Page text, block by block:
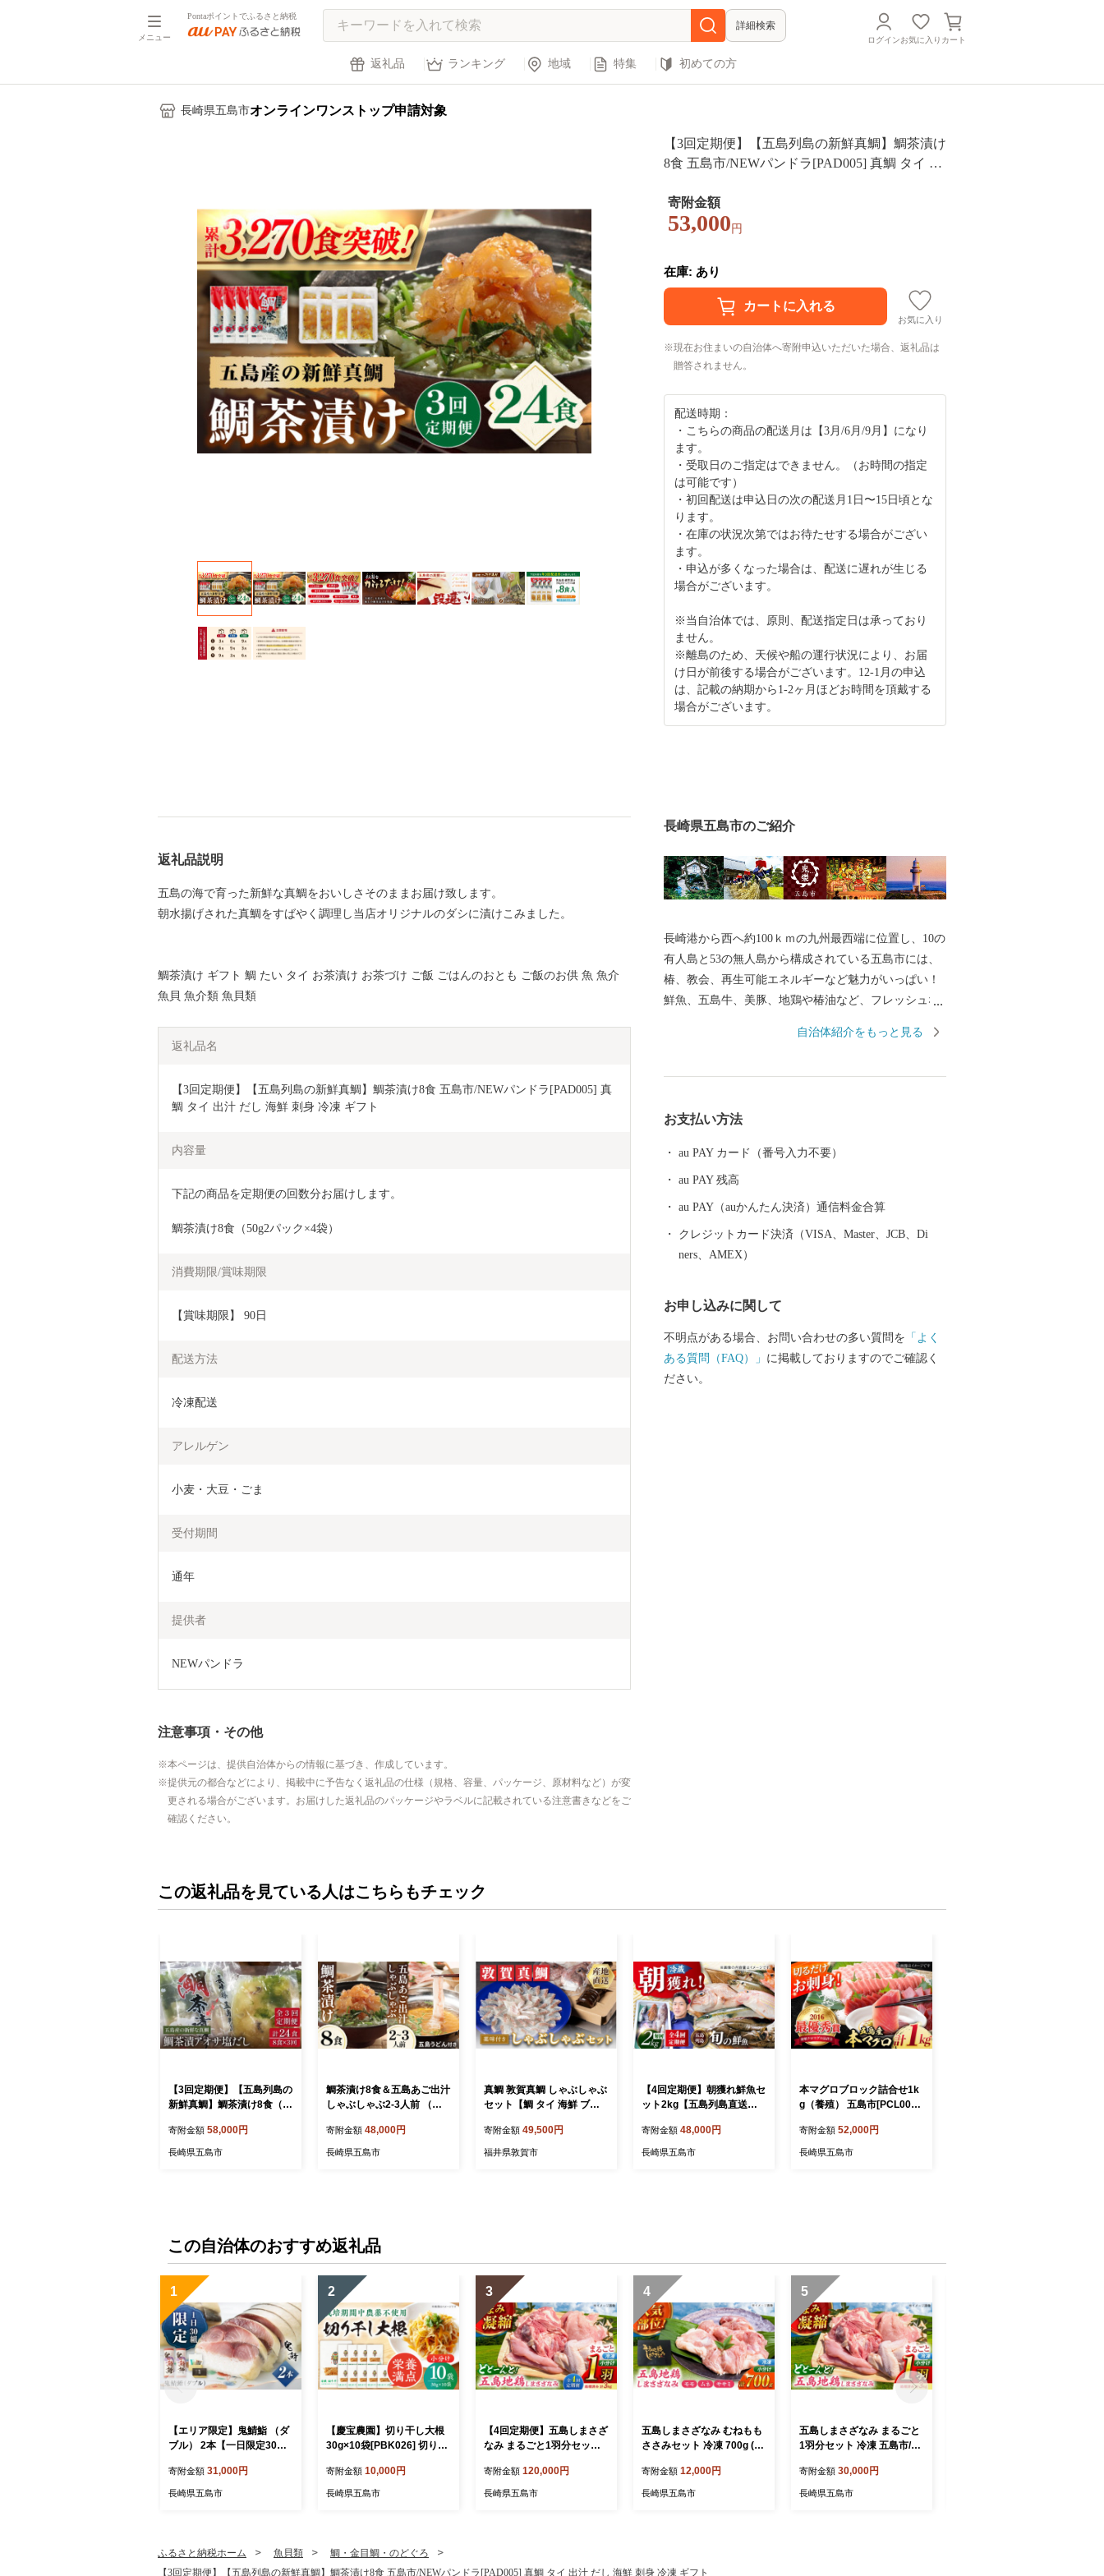
メニュー
Pontaポイントでふるさと納税
詳細検索
ログインお気に入り カート
返礼品 ランキング 地域 特集 初めての方
長崎県五島市オンラインワンストップ申請対象
【3回定期便】【五島列島の新鮮真鯛】鯛茶漬け
8食 五島市/NEWパンドラ[PAD005] 真鯛 タイ 出
寄附金額
53,000 円
在庫: あり
お気に入り
現在お住まいの自治体へ寄附申込いただいた場合、返礼品は
贈答されません。
配送時期：
・こちらの商品の配送月は【3月/6月/9月】になり
ます。
・受取日のご指定はできません。（お時間の指定
は可能です）
・初回配送は申込日の次の配送月1日〜15日頃とな
ります。
・在庫の状況次第ではお待たせする場合がござい
ます。
・申込が多くなった場合は、配送に遅れが生じる
場合がございます。
※当自治体では、原則、配送指定日は承っており
ません。
※離島のため、天候や船の運行状況により、お届
け日が前後する場合がございます。12-1月の申込
は、記載の納期から1-2ヶ月ほどお時間を頂戴する
場合がございます。
返礼品説明
五島の海で育った新鮮な真鯛をおいしさそのままお届け致します。
朝水揚げされた真鯛をすばやく調理し当店オリジナルのダシに漬けこみました。
鯛茶漬け ギフト 鯛 たい タイ お茶漬け お茶づけ ご飯 ごはんのおとも ご飯のお供 魚 魚介
魚貝 魚介類 魚貝類
返礼品名
【3回定期便】【五島列島の新鮮真鯛】鯛茶漬け8食 五島市/NEWパンドラ[PAD005] 真
鯛 タイ 出汁 だし 海鮮 刺身 冷凍 ギフト
内容量
下記の商品を定期便の回数分お届けします。
鯛茶漬け8食（50g2パック×4袋）
消費期限/賞味期限
【賞味期限】 90日
配送方法
冷凍配送
アレルゲン
小麦・大豆・ごま
受付期間
通年
提供者
NEWパンドラ
注意事項・その他
本ページは、提供自治体からの情報に基づき、作成しています。
提供元の都合などにより、掲載中に予告なく返礼品の仕様（規格、容量、パッケージ、原材料など）が変
更される場合がございます。お届けした返礼品のパッケージやラベルに記載されている注意書きなどをご
確認ください。
長崎県五島市のご紹介
長崎港から西へ約100ｋｍの九州最西端に位置し、10の
有人島と53の無人島から構成されている五島市には、
椿、教会、再生可能エネルギーなど魅力がいっぱい！
鮮魚、五島牛、美豚、地鶏や椿油など、フレッシュな
天草地方の潜伏キリシタン関連遺産」が世界遺産に登
静かに佇んでいます。
自治体紹介をもっと見る
お支払い方法
au PAY カード（番号入力不要）
au PAY 残高
au PAY（auかんたん決済）通信料金合算
クレジットカード決済（VISA、Master、JCB、Di
ners、AMEX）
お申し込みに関して
不明点がある場合、お問い合わせの多い質問を 「よく
ある質問（FAQ）」 に掲載しておりますのでご確認く
ださい。
この返礼品を見ている人はこちらもチェック
【3回定期便】【五島列島の
新鮮真鯛】鯛茶漬け8食（あ
パンドラ[PAD006] 真鯛 タ
イ アオサ 出汁 だし 海鮮 刺
寄附金額 58,000円
長崎県五島市
鯛茶漬け8食＆五島あご出汁
しゃぶしゃぶ2-3人前 （五
どん/柚子胡椒） 五島市/NE
Wパンドラ[PAD019] 出汁
寄附金額 48,000円
長崎県五島市
真鯛 敦賀真鯛 しゃぶしゃぶ
セット【鯛 タイ 海鮮 ブラ
べ お中元 お歳暮 ギフト 贈
り物 プレゼント】[041-c00
寄附金額 49,500円
福井県敦賀市
【4回定期便】朝獲れ鮮魚セ
ット2kg【五島列島直送】
3]鮮魚BOX 詰め合わせ 詰合
せ せんぎょ 冷蔵 刺身 魚 海
寄附金額 48,000円
長崎県五島市
本マグロブロック詰合せ1k
g（養殖） 五島市[PCL001]
養殖マグロ まぐろ刺身 さく
さしみ 五島 五島列島 養殖
寄附金額 52,000円
長崎県五島市
この自治体のおすすめ返礼品
1
【エリア限定】鬼鯖鮨 （ダ
ブル） 2本【一日限定30】
可】 五島市/三井楽水産[PB
P002] 寿司 すし 鯖 さば 鮨
寄附金額 31,000円
長崎県五島市
2
【慶宝農園】切り干し大根
30g×10袋[PBK026] 切り干
いこん 小分け 野菜 乾物 乾
燥 ドライ
寄附金額 10,000円
長崎県五島市
3
【4回定期便】五島しまさざ
なみ まるごと1羽分セット
ざなみ農園 [PHH003]
寄附金額 120,000円
長崎県五島市
4
五島しまさざなみ むねもも
ささみセット 冷凍 700g (も
g、ささみ約100g) 五島市/
合同会社五島さざなみ農園
寄附金額 12,000円
長崎県五島市
5
五島しまさざなみ まるごと
1羽分セット 冷凍 五島市/合
HH001]
寄附金額 30,000円
長崎県五島市
ふるさと納税ホーム 魚貝類
鯛・金目鯛・のどぐろ
【3回定期便】【五島列島の新鮮真鯛】鯛茶漬け8食 五島市/NEWパンドラ[PAD005] 真鯛 タイ 出汁 だし 海鮮 刺身 冷凍 ギフト